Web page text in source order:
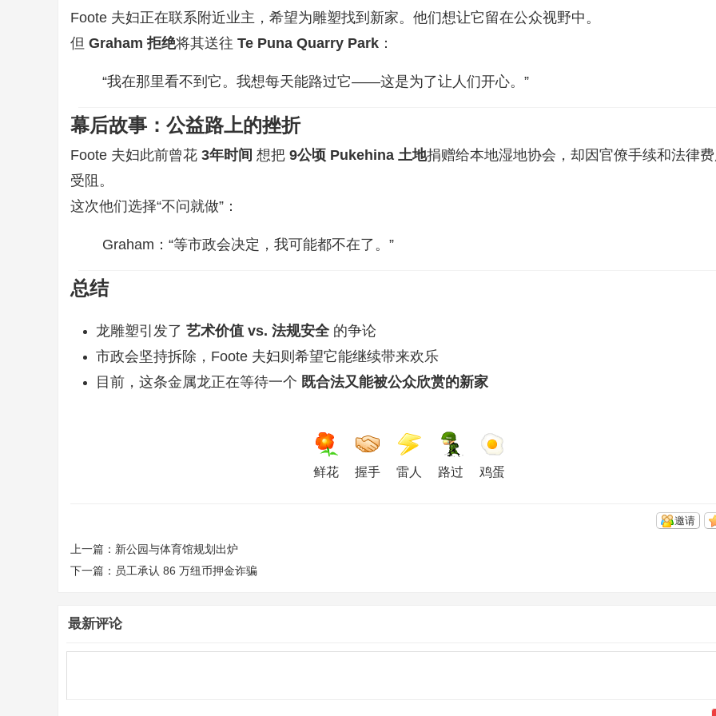
Foote 夫妇正在联系附近业主，希望为雕塑找到新家。他们想让它留在公众视野中。
但 Graham 拒绝将其送往 Te Puna Quarry Park ：
“我在那里看不到它。我想每天能路过它——这是为了让人们开心。”
幕后故事：公益路上的挫折
Foote 夫妇此前曾花 3年时间 想把 9公顷 Pukehina 土地捐赠给本地湿地协会，却因官僚手续和法律
受阻。
这次他们选择“不问就做”：
Graham：“等市政会决定，我可能都不在了。”
总结
龙雕塑引发了 艺术价值 vs. 法规安全的争论
市政会坚持拆除，Foote 夫妇则希望它能继续带来欢乐
目前，这条金属龙正在等待一个 既合法又能被公众欣赏的新家
鲜花 握手 雷人 路过 鸡蛋
邀请
上一篇： 新公园与体育馆规划出炉
下一篇： 员工承认 86 万纽币押金诈骗
最新评论